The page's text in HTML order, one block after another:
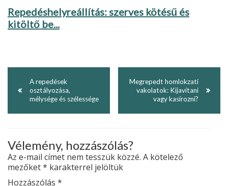
Repedéshelyreállítás: szerves kötésű és
kitöltő be...
A repedések
osztályozása,
mélysége és szélessége
Megrepedt homlokzati
vakolatok: Kijavítani
vagy kasírozni?
Vélemény, hozzászólás?
Az e-mail címet nem tesszük közzé. A kötelező
mezőket* karakterrel jelöltük
Hozzászólás *